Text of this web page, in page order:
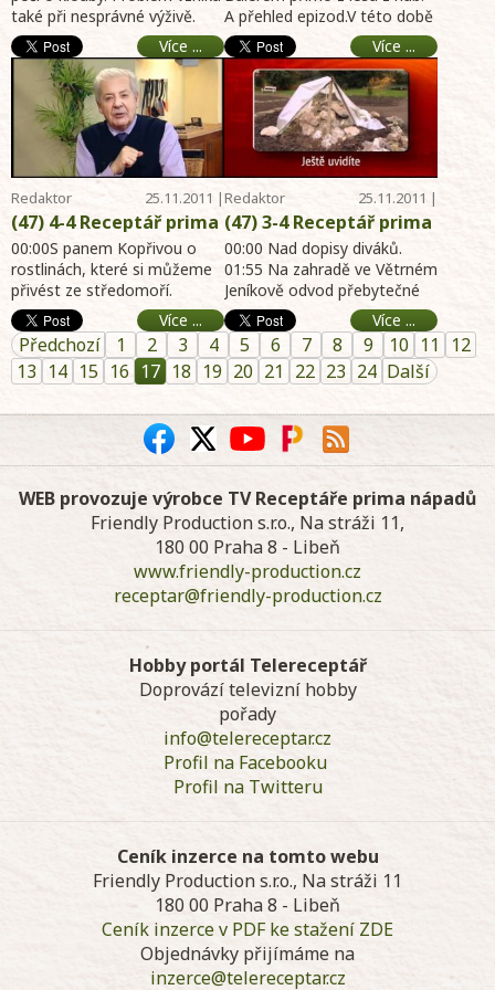
diváků - Virózy a léčba -
online archiv hobby
portál 3.12.2011-
zahrada, dům, byt,
chalupa
také při nesprávné výživě.
04:07Nad dopisy diváků s dr.
Podlahou a Ja ...
Více ...
Škůdci pokojových
rostlin- Hnojivo pro
orchideje - Neviditelný
výtah do bytu - NOVÁ
SOUTĚŽ - online archiv
hobby portál 3.12.2011-
zahrada, dům, byt,
chalupa
A přehled epizod.V této době
doporučuje od Dobříše
strmělku nožen ...
Více ...
Redaktor
Telereceptáře
25.11.2011 |
15:27
(47) 4-4 Receptář prima
nápadů online - Zima a
středomořské rostliny -
NOVÁ soutěž - Adventní
kalendář - Vánoční
kaktusy - Pozvánka na
výstavy - online archiv
hobby portál 27.11.2011-
zahrada, dům, byt,
00:00S panem Kopřivou o
rostlinách, které si můžeme
přivést ze středomoří.
Těmto rostlinám je potřeba
vytvořit speciální ...
Více ...
Redaktor
Telereceptáře
25.11.2011 |
15:18
(47) 3-4 Receptář prima
nápadů online - Nad
dopisy diváků -
Odvodňovací strouha -
NOVÁ soutěž -
Medování - online
archiv hobby portál
27.11.2011- zahrada,
dům, byt, chalupa
00:00 Nad dopisy diváků.
01:55 Na zahradě ve Větrném
Jeníkově odvod přebytečné
vody s panem Romanem
Koláčným pomocí strouh ...
Více ...
Předchozí 1 2 3 4 5 6 7 8 9 10 11
12
13 14 15 16 17 18 19 20 21 22 23 24 Další
WEB provozuje výrobce TV Receptáře prima nápadů
Friendly Production s.r.o., Na stráži 11,
180 00 Praha 8 - Libeň
www.friendly-production.cz
receptar@friendly-production.cz
Hobby portál Telereceptář
Doprovází televizní hobby
pořady
info@telereceptar.cz
Profil na Facebooku
Profil na Twitteru
Ceník inzerce na tomto webu
Friendly Production s.r.o., Na stráži 11
180 00 Praha 8 - Libeň
Ceník inzerce v PDF ke stažení ZDE
Objednávky přijímáme na
inzerce@telereceptar.cz